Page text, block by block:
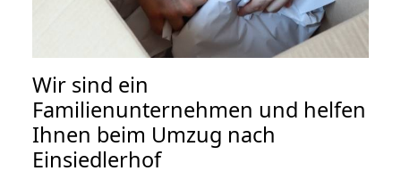
Wir sind ein
Familienunternehmen und helfen
Ihnen beim Umzug nach
Einsiedlerhof